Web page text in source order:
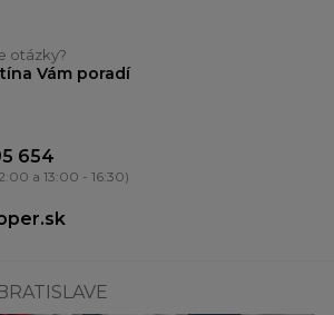
otázky?
Vám poradí
654
a 13:00 - 16:30)